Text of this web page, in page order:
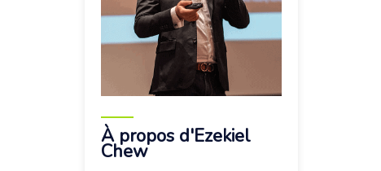
À propos d'Ezekiel
Chew